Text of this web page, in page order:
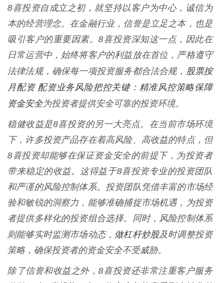
8喜投资自成立之初，就坚持以客户为中心，诚信为
本的经营理念。在金融行业，信誉是立足之本，也是
吸引客户的重要因素。8喜投资深知这一点，因此在
日常运营中，始终将客户的利益放在首位，严格遵守
法律法规，确保每一项投资服务都合法合规， 股票按
月配资 配资业务风险把控关键：精准风控策略保障
资金安全为投资者提供安全可靠的投资环境。
稳健收益是8喜投资的另一大亮点。在当前市场环境
下，许多投资产品存在着高风险、高收益的特点，但
8喜投资却能够在保证资金安全的前提下，为投资者
带来稳定的收益。这得益于8喜投资专业的投资团队
和严谨的风险控制体系。投资团队凭借丰富的市场经
验和敏锐的洞察力，能够准确捕捉市场机遇，为投资
者提供多样化的投资组合选择。同时，风险控制体系
则能够实时监测市场动态， 做杠杆炒股及时调整投资
策略，确保投资者的资金安全不受威胁。
除了信誉和收益之外，8喜投资还非常注重客户服务